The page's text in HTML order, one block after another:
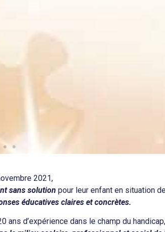
d’attente avant d’intégrer
social.
m’aider en attendant ?
2021,
sans solution pour leur enfant en situation
éducatives claires et concrètes.
d’expérience dans le champ du handicap,